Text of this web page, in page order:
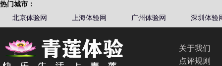
热门城市：
北京体验网
上海体验网 广州体验网 深圳体验
关于我们
点评规则